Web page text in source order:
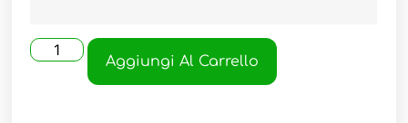
Aggiungi Al Carrello